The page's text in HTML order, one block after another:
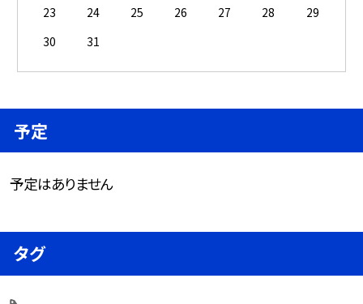
23
24 25 26 27 28
29
30
31
予定
予定はありません
タグ